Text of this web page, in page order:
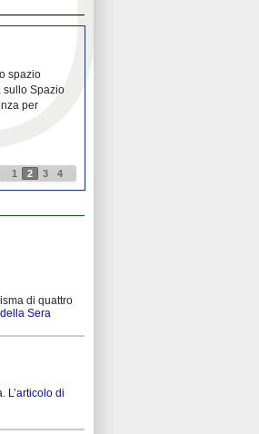
spazio
sullo Spazio
per
1 2 3 4
di quattro
Sera
L’articolo di